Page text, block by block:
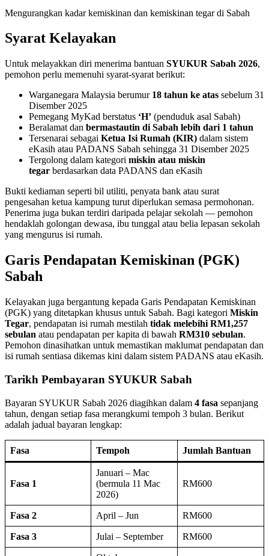
Mengurangkan kadar kemiskinan dan kemiskinan tegar di Sabah
Syarat Kelayakan
Untuk melayakkan diri menerima bantuan SYUKUR Sabah 2026,
pemohon perlu memenuhi syarat-syarat berikut:
Warganegara Malaysia berumur 18 tahun ke atas sebelum 31
Disember 2025
Pemegang MyKad berstatus ‘H’ (penduduk asal Sabah)
Beralamat dan bermastautin di Sabah lebih dari 1 tahun
Tersenarai sebagai Ketua Isi Rumah (KIR) dalam sistem
eKasih atau PADANS Sabah sehingga 31 Disember 2025
Tergolong dalam kategori miskin atau miskin
tegar berdasarkan data PADANS dan eKasih
Bukti kediaman seperti bil utiliti, penyata bank atau surat
pengesahan ketua kampung turut diperlukan semasa permohonan.
Penerima juga bukan terdiri daripada pelajar sekolah — pemohon
hendaklah golongan dewasa, ibu tunggal atau belia lepasan sekolah
yang mengurus isi rumah.
Garis Pendapatan Kemiskinan (PGK)
Sabah
Kelayakan juga bergantung kepada Garis Pendapatan Kemiskinan
(PGK) yang ditetapkan khusus untuk Sabah. Bagi kategori Miskin
Tegar, pendapatan isi rumah mestilah tidak melebihi RM1,257
sebulan atau pendapatan per kapita di bawah RM310 sebulan.
Pemohon dinasihatkan untuk memastikan maklumat pendapatan dan
isi rumah sentiasa dikemas kini dalam sistem PADANS atau eKasih.
Tarikh Pembayaran SYUKUR Sabah
Bayaran SYUKUR Sabah 2026 diagihkan dalam 4 fasa sepanjang
tahun, dengan setiap fasa merangkumi tempoh 3 bulan. Berikut
adalah jadual bayaran lengkap:
Fasa Tempoh Jumlah Bantuan
Fasa 1
Januari – Mac
(bermula 11 Mac
2026)
RM600
Fasa 2 April – Jun RM600
Fasa 3 Julai – September RM600